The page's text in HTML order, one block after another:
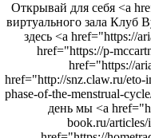
Открывай для себя <a
виртуального зала Клуб
здесь <a href="https://
href="https://p-
href="https://
href="http://snz.claw.ru/eto-
phase-of-the-menstrual-
день мы <a
book.ru/